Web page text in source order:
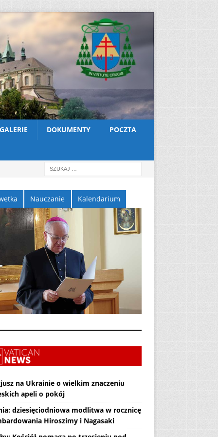
GALERIE DOKUMENTY POCZTA
Nauczanie Kalendarium
na Ukrainie o wielkim znaczeniu
apeli o pokój
dziesięciodniowa modlitwa w rocznicę
Hiroszimy i Nagasaki